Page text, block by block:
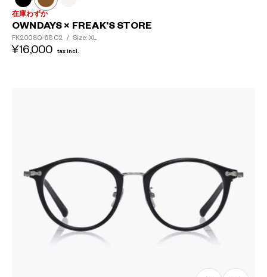
在庫わずか
OWNDAYS × FREAK'S STORE
FK2008Q-6S C2 / Size: XL
¥16,000 tax incl.